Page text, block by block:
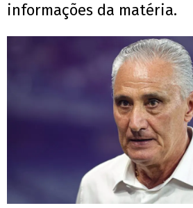
informações da matéria.